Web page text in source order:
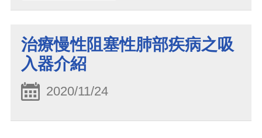
治療慢性阻塞性肺部疾病之吸
入器介紹
2020/11/24